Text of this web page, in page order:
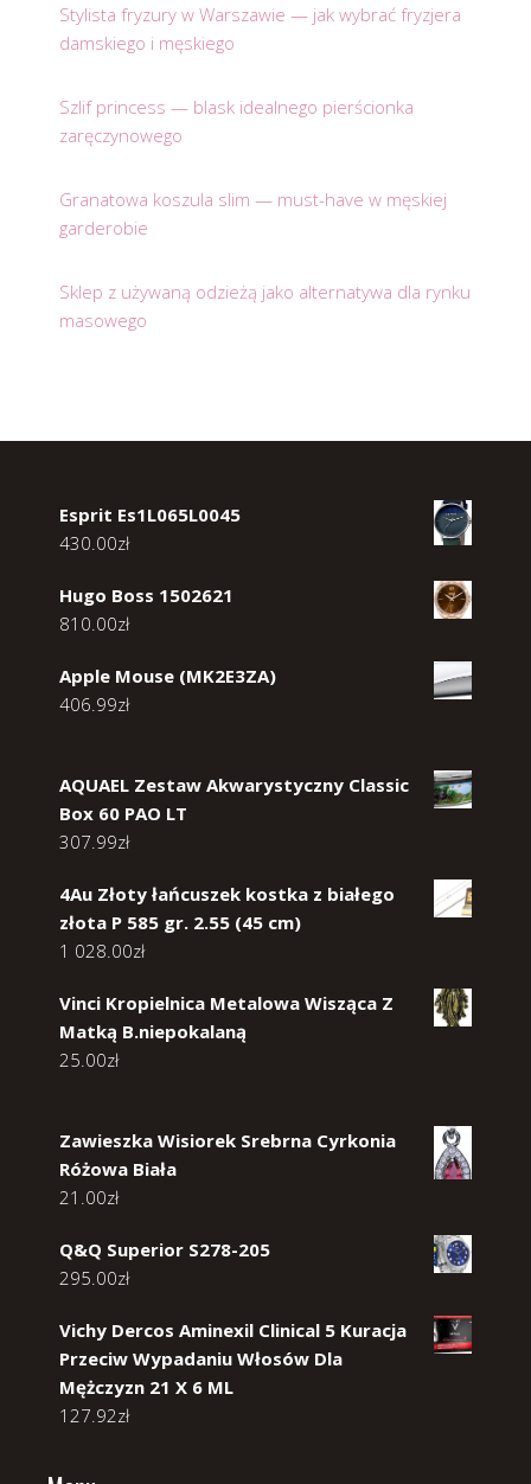
Stylista fryzury w Warszawie — jak wybrać fryzjera
damskiego i męskiego
Szlif princess — blask idealnego pierścionka
zaręczynowego
Granatowa koszula slim — must-have w męskiej
garderobie
Sklep z używaną odzieżą jako alternatywa dla rynku
masowego
Esprit Es1L065L0045
430.00zł
Hugo Boss 1502621
810.00zł
Apple Mouse (MK2E3ZA)
406.99zł
AQUAEL Zestaw Akwarystyczny Classic
Box 60 PAO LT
307.99zł
4Au Złoty łańcuszek kostka z białego
złota P 585 gr. 2.55 (45 cm)
1 028.00zł
Vinci Kropielnica Metalowa Wisząca Z
Matką B.niepokalaną
25.00zł
Zawieszka Wisiorek Srebrna Cyrkonia
Różowa Biała
21.00zł
Q&Q Superior S278-205
295.00zł
Vichy Dercos Aminexil Clinical 5 Kuracja
Przeciw Wypadaniu Włosów Dla
Mężczyzn 21 X 6 ML
127.92zł